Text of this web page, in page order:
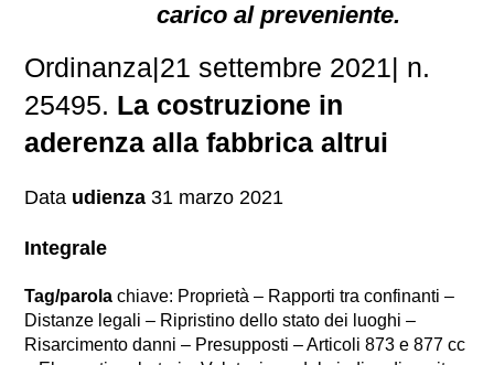
carico al preveniente.
Ordinanza|21 settembre 2021| n.
25495. La costruzione in
aderenza alla fabbrica altrui
Data udienza 31 marzo 2021
Integrale
Tag/parola chiave: Proprietà – Rapporti tra confinanti –
Distanze legali – Ripristino dello stato dei luoghi –
Risarcimento danni – Presupposti – Articoli 873 e 877 cc